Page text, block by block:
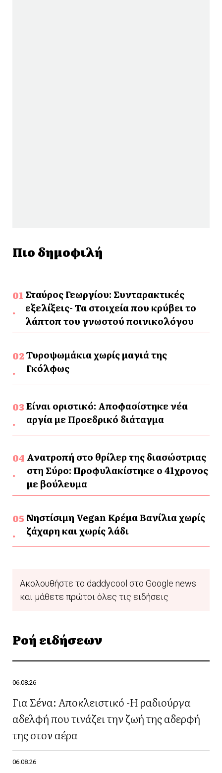
Πιο δημοφιλή
Σταύρος Γεωργίου: Συνταρακτικές
εξελίξεις- Τα στοιχεία που κρύβει το
λάπτοπ του γνωστού ποινικολόγου
Τυροψωμάκια χωρίς μαγιά της
Γκόλφως
Είναι οριστικό: Αποφασίστηκε νέα
αργία με Προεδρικό διάταγμα
Ανατροπή στο θρίλερ της διασώστριας
στη Σύρο: Προφυλακίστηκε ο 41χρονος
με βούλευμα
Νηστίσιμη Vegan Κρέμα Βανίλια χωρίς
ζάχαρη και χωρίς λάδι
Ακολουθήστε το daddycool στο Google news
και μάθετε πρώτοι όλες τις ειδήσεις
Ροή ειδήσεων
06.08.26
Για Σένα: Αποκλειστικό -Η ραδιούργα
αδελφή που τινάζει την ζωή της αδερφή
της στον αέρα
06.08.26